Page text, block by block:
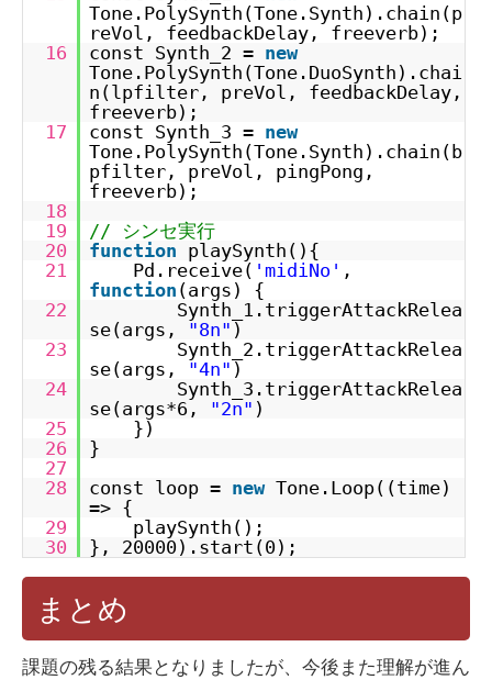
Tone.PolySynth(Tone.Synth).chain(p
reVol, feedbackDelay, freeverb);
16
const Synth_2 = new
Tone.PolySynth(Tone.DuoSynth).chai
n(lpfilter, preVol, feedbackDelay,
freeverb);
17
const Synth_3 = new
Tone.PolySynth(Tone.Synth).chain(b
pfilter, preVol, pingPong,
freeverb);
18
19
// シンセ実行
20
function playSynth(){
21
Pd.receive( 'midiNo' ,
function (args) {
22
Synth_1.triggerAttackRelea
se(args, "8n" )
23
Synth_2.triggerAttackRelea
se(args, "4n" )
24
Synth_3.triggerAttackRelea
se(args*6, "2n" )
25
})
26
}
27
28
const loop = new Tone.Loop((time)
=> {
29
playSynth();
30
}, 20000).start(0);
まとめ
課題の残る結果となりましたが、今後また理解が進ん